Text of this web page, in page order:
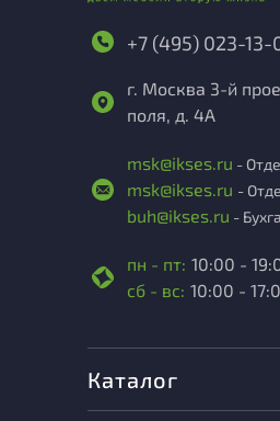
+7 (495) 023-13-
г. Москва 3-й
поля, д. 4А
msk@ikses.ru -
msk@ikses.ru -
buh@ikses.ru -
пн - пт: 10:00 -
сб - вс: 10:00 -
Каталог